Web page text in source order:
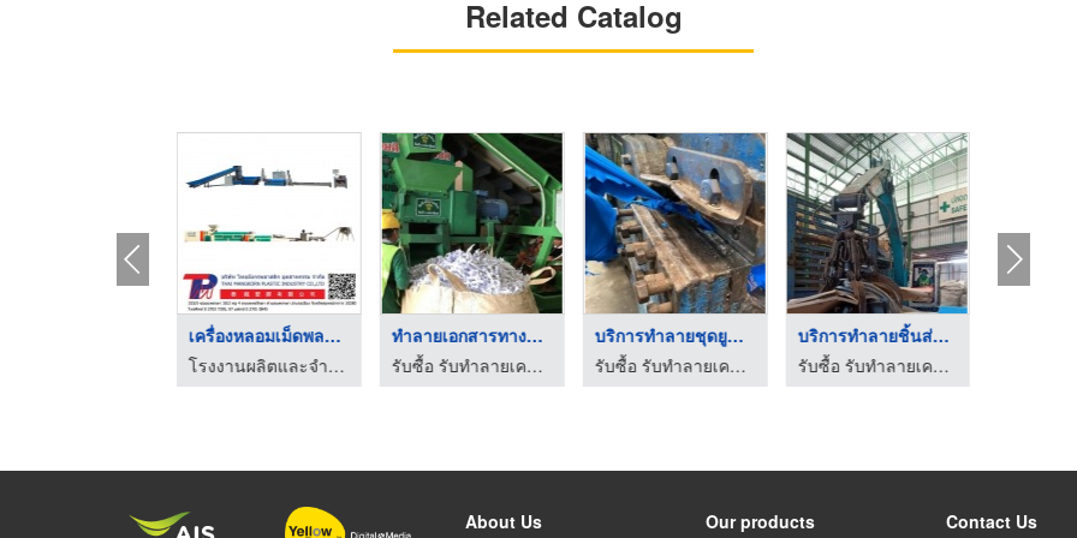
Related Catalog
เครื่องหลอมเม็ดพลาสต ...
โรงงานผลิตและจำหน่ายเครื่องจักรพลาสติก
ทําลายเอกสารทางบัญชี
รับซื้อ รับทำลายเครื่องจักรอุตสาหกรรม อุปกรณ์อิเล็กทรอนิกส์
บริการทำลายชุดยูนิฟอ ...
รับซื้อ รับทำลายเครื่องจักรอุตสาหกรรม อุปกรณ์อิเล็กทรอนิกส์
บริการทำลายชิ้นส่วนอ ...
รับซื้อ รับทำลายเครื่องจักรอุตสาหกรรม อุปกรณ์อิเล็กทรอนิกส์
About Us Our products Contact Us